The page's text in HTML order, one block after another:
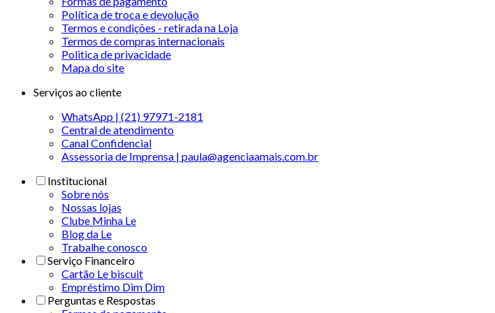
Política de troca e devolução
Termos e condições - retirada na Loja
Termos de compras internacionais
Politica de privacidade
Mapa do site
Serviços ao cliente
WhatsApp | (21) 97971-2181
Central de atendimento
Canal Confidencial
Assessoria de Imprensa | paula@agenciaamais.com.br
Institucional
Sobre nós
Nossas lojas
Clube Minha Le
Blog da Le
Trabalhe conosco
Serviço Financeiro
Cartão Le biscuit
Empréstimo Dim Dim
Perguntas e Respostas